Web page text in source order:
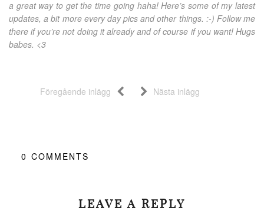
a great way to get the time going haha! Here’s some of my latest
updates, a bit more every day pics and other things. :-) Follow me
there if you’re not doing it already and of course if you want! Hugs
babes. <3
Föregående inlägg Nästa inlägg
0 COMMENTS
LEAVE A REPLY